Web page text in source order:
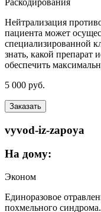
Нейтрализация
пациента может
специализированной
знать, какой препарат
обеспечить
5 000 руб.
Заказать
vyvod-iz-zapoya
На дому:
Эконом
Единоразовое
похмельного